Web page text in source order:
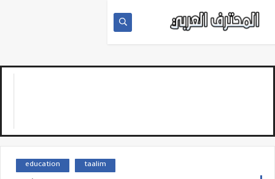
education taalim